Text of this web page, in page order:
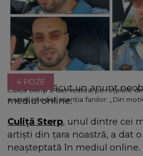
Culiță Sterp a dat vestea, pe rețelele
a atras imediat atenția fanilor: „Din
4 POZE
Artistul a făcut un anunț
mediul online.
Culiță Sterp, unul dintre cei
artiști din țara noastră, a dat o
neașteptată în mediul online.